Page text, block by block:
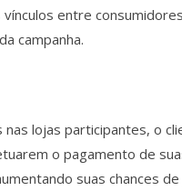
entre
campanha.
lojas participantes, o
o pagamento de
suas chances